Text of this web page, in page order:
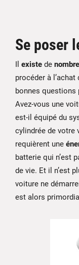
Se poser
Il existe de
procéder à
bonnes questions
Avez-vous une
est-il équipé du
cylindrée de votre
requièrent une
batterie qui n’est
de vie. Et il n’est
voiture ne
est alors